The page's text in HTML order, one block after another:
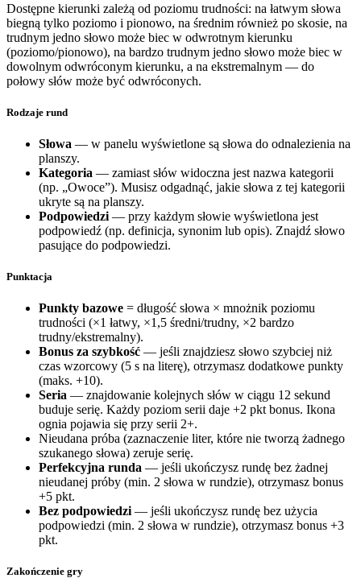
Dostępne kierunki zależą od poziomu trudności: na łatwym słowa
biegną tylko poziomo i pionowo, na średnim również po skosie, na
trudnym jedno słowo może biec w odwrotnym kierunku
(poziomo/pionowo), na bardzo trudnym jedno słowo może biec w
dowolnym odwróconym kierunku, a na ekstremalnym — do
połowy słów może być odwróconych.
Rodzaje rund
Słowa — w panelu wyświetlone są słowa do odnalezienia na
planszy.
Kategoria — zamiast słów widoczna jest nazwa kategorii
(np. „Owoce”). Musisz odgadnąć, jakie słowa z tej kategorii
ukryte są na planszy.
Podpowiedzi — przy każdym słowie wyświetlona jest
podpowiedź (np. definicja, synonim lub opis). Znajdź słowo
pasujące do podpowiedzi.
Punktacja
Punkty bazowe = długość słowa × mnożnik poziomu
trudności (×1 łatwy, ×1,5 średni/trudny, ×2 bardzo
trudny/ekstremalny).
Bonus za szybkość — jeśli znajdziesz słowo szybciej niż
czas wzorcowy (5 s na literę), otrzymasz dodatkowe punkty
(maks. +10).
Seria — znajdowanie kolejnych słów w ciągu 12 sekund
buduje serię. Każdy poziom serii daje +2 pkt bonus. Ikona
ognia pojawia się przy serii 2+.
Nieudana próba (zaznaczenie liter, które nie tworzą żadnego
szukanego słowa) zeruje serię.
Perfekcyjna runda — jeśli ukończysz rundę bez żadnej
nieudanej próby (min. 2 słowa w rundzie), otrzymasz bonus
+5 pkt.
Bez podpowiedzi — jeśli ukończysz rundę bez użycia
podpowiedzi (min. 2 słowa w rundzie), otrzymasz bonus +3
pkt.
Zakończenie gry